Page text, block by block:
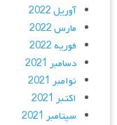
آوریل 2022
مارس 2022
فوریه 2022
دسامبر 2021
نوامبر 2021
اکتبر 2021
سپتامبر 2021